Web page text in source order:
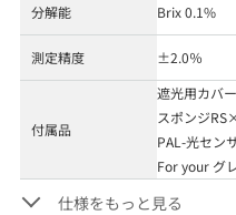
分解能 Brix 0.1%
測定精度 ±2.0％
付属品
遮光用カバ
スポンジ
PAL-光セン
For your グ
仕様をもっと見る